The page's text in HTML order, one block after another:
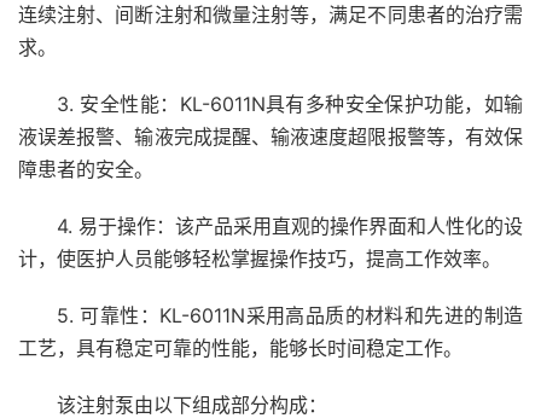
连续注射、间断注射和微量注射等，满足不同患者的治疗需
求。
3. 安全性能：KL-6011N具有多种安全保护功能，如输
液误差报警、输液完成提醒、输液速度超限报警等，有效保
障患者的安全。
4. 易于操作：该产品采用直观的操作界面和人性化的设
计，使医护人员能够轻松掌握操作技巧，提高工作效率。
5. 可靠性：KL-6011N采用高品质的材料和先进的制造
工艺，具有稳定可靠的性能，能够长时间稳定工作。
该注射泵由以下组成部分构成：